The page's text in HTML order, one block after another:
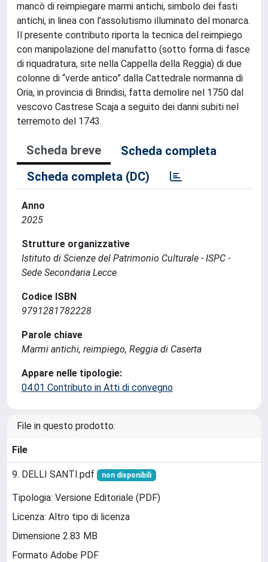
mancò di reimpiegare marmi antichi, simbolo dei fasti
antichi, in linea con l’assolutismo illuminato del monarca.
Il presente contributo riporta la tecnica del reimpiego
con manipolazione del manufatto (sotto forma di fasce
di riquadratura, site nella Cappella della Reggia) di due
colonne di “verde antico” dalla Cattedrale normanna di
Oria, in provincia di Brindisi, fatta demolire nel 1750 dal
vescovo Castrese Scaja a seguito dei danni subiti nel
terremoto del 1743.
Scheda breve
Scheda completa
Scheda completa (DC)
Anno
2025
Strutture organizzative
Istituto di Scienze del Patrimonio Culturale - ISPC -
Sede Secondaria Lecce
Codice ISBN
9791281782228
Parole chiave
Marmi antichi, reimpiego, Reggia di Caserta
Appare nelle tipologie:
04.01 Contributo in Atti di convegno
File in questo prodotto:
File
9. DELLI SANTI.pdf non disponibili
Tipologia: Versione Editoriale (PDF)
Licenza: Altro tipo di licenza
Dimensione 2.83 MB
Formato Adobe PDF